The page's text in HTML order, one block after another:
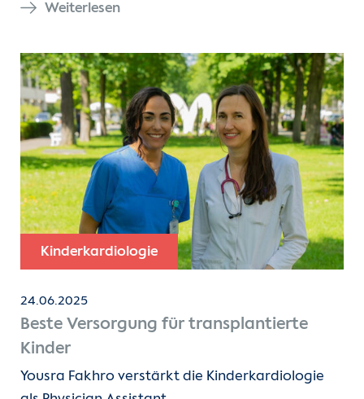
Weiterlesen
Kinderkardiologie
24.06.2025
Beste Versorgung für transplantierte
Kinder
Yousra Fakhro verstärkt die Kinderkardiologie